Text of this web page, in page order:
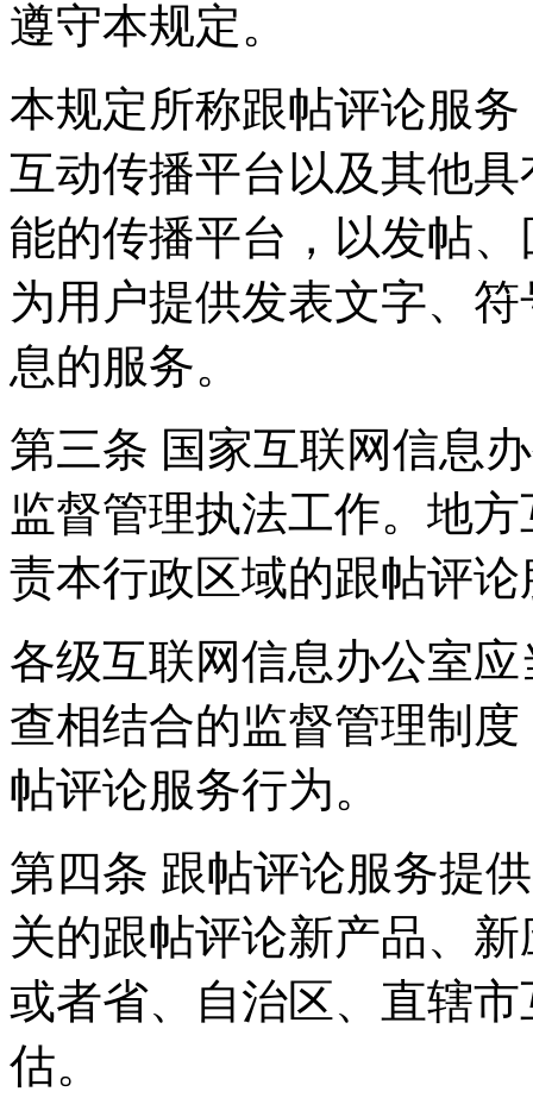
遵守本规定。
本规定所称跟帖评论服
互动传播平台以及其他
能的传播平台，以发帖
为用户提供发表文字、
息的服务。
第三条 国家互联网信息
监督管理执法工作。地
责本行政区域的跟帖评
各级互联网信息办公室
查相结合的监督管理制
帖评论服务行为。
第四条 跟帖评论服务提
关的跟帖评论新产品、
或者省、自治区、直辖
估。